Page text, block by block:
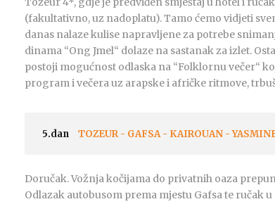
(fakultativno, uz nadoplatu). Tamo ćemo vidjeti
danas nalaze kulise napravljene za potrebe
dinama “Ong Jmel“ dolaze na sastanak za izlet.
postoji mogućnost odlaska na “Folklornu večer“
program i večera uz arapske i afričke ritmove,
5.dan TOZEUR - GAFSA - KAIROUAN -
Doručak. Vožnja kočijama do privatnih oaza
Odlazak autobusom prema mjestu Gafsa te ručak